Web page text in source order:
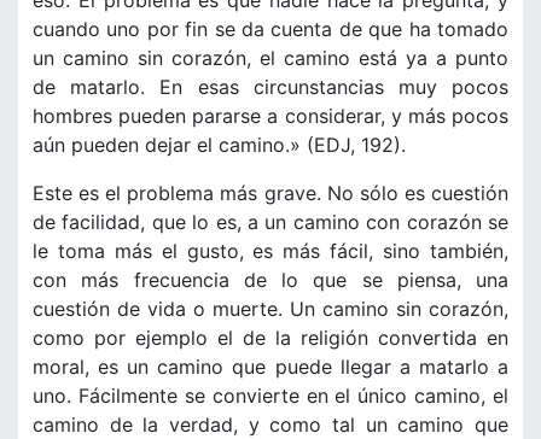
cuando uno por fin se da cuenta de que ha tomado
un camino sin corazón, el camino está ya a punto
de matarlo. En esas circunstancias muy pocos
hombres pueden pararse a considerar, y más pocos
aún pueden dejar el camino.» (EDJ, 192).
Este es el problema más grave. No sólo es cuestión
de facilidad, que lo es, a un camino con corazón se
le toma más el gusto, es más fácil, sino también,
con más frecuencia de lo que se piensa, una
cuestión de vida o muerte. Un camino sin corazón,
como por ejemplo el de la religión convertida en
moral, es un camino que puede llegar a matarlo a
uno. Fácilmente se convierte en el único camino, el
camino de la verdad, y como tal un camino que